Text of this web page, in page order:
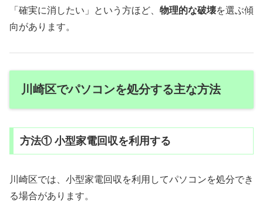
「確実に消したい」という方ほど、 物理的な破壊を選ぶ傾
向があります。
川崎区でパソコンを処分する主な方法
方法① 小型家電回収を利用する
川崎区では、小型家電回収を利用してパソコンを処分でき
る場合があります。